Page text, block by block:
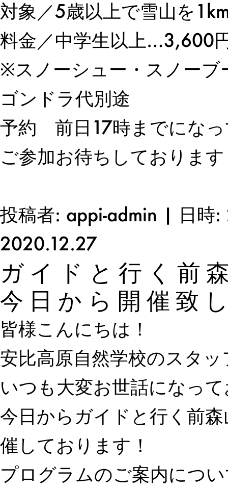
対象／5歳以上で雪山を
料金／中学生以上…3,600
※スノーシュー・スノーブ
ゴンドラ代
予約 前日 17時までにな
ご参加お待ちしておりま
投稿者: appi-admin | 日時
2020.12.27
ガイドと行く前
今日から開催致
皆様こんにちは！
安比高原自然学校のスタ
いつも大変お世話になっ
今日からガイドと行く前
催しております！
プログラムのご案内につ